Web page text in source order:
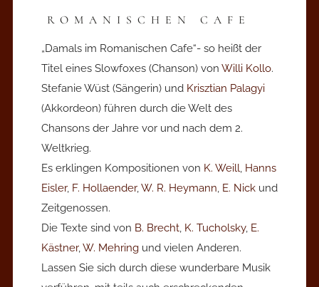
ROMANISCHEN CAFE
„Damals im Romanischen Cafe“- so heißt der
Titel eines Slowfoxes (Chanson) von Willi Kollo.
Stefanie Wüst (Sängerin) und Krisztian Palagyi
(Akkordeon) führen durch die Welt des
Chansons der Jahre vor und nach dem 2.
Weltkrieg.
Es erklingen Kompositionen von K. Weill, Hanns
Eisler, F. Hollaender,W. R. Heymann, E. Nick und
Zeitgenossen.
Die Texte sind von B. Brecht, K. Tucholsky, E.
Kästner,W. Mehring und vielen Anderen.
Lassen Sie sich durch diese wunderbare Musik